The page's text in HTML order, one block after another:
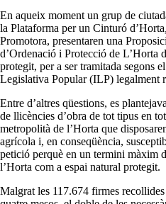
En aqueix moment un grup de
la Plataforma per un Cinturó d’Horta,
Promotora, presentaren una
d’Ordenació i Protecció de L’Horta
protegit, per a ser tramitada segons
Legislativa Popular (ILP) legalment
Entre d’altres qüestions, es
de llicències d’obra de tot tipus en
metropolità de l’Horta que
agrícola i, en conseqüència,
petició perquè en un termini màxim
l’Horta com a espai natural protegit.
Malgrat les 117.674 firmes